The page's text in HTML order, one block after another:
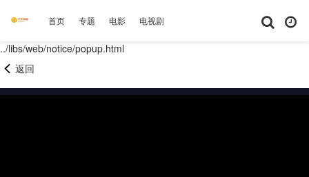
首页 专题 电影 电视剧 短剧大全 体育
../libs/web/notice/popup.html
返回